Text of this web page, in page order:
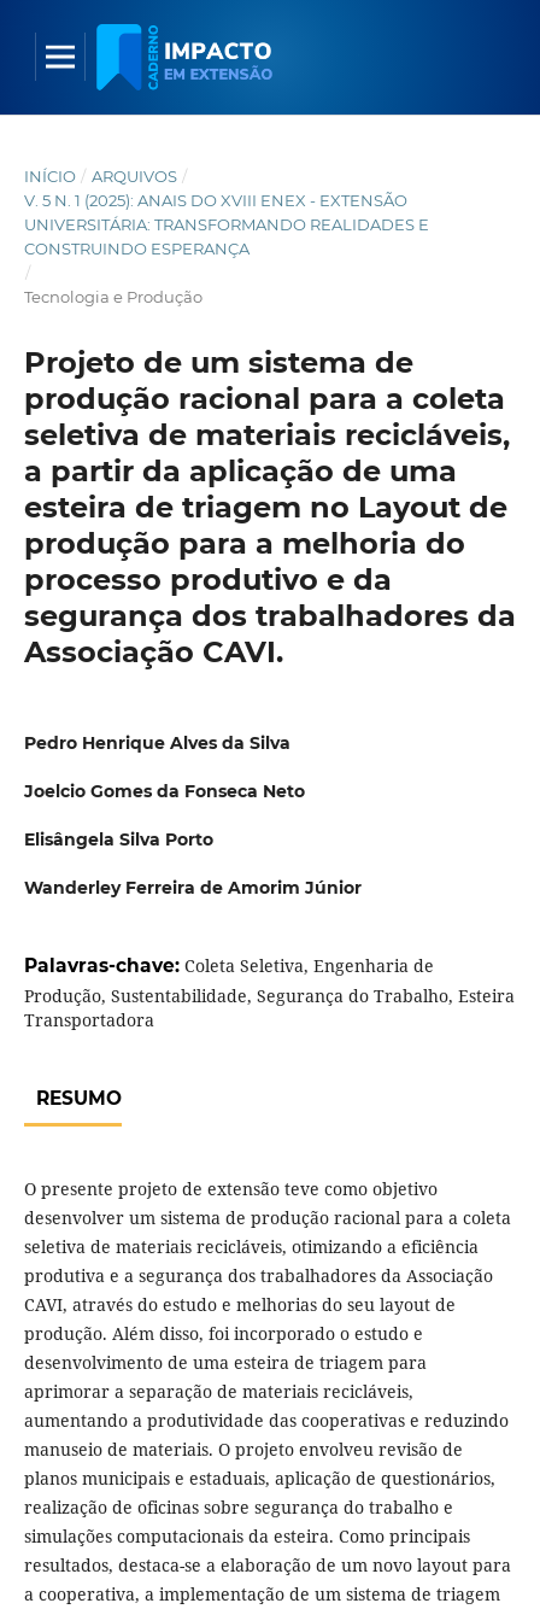
INÍCIO / ARQUIVOS /
V. 5 N. 1 (2025): ANAIS DO XVIII ENEX - EXTENSÃO
UNIVERSITÁRIA: TRANSFORMANDO REALIDADES E
CONSTRUINDO ESPERANÇA
/
Tecnologia e Produção
Projeto de um sistema de
produção racional para a coleta
seletiva de materiais recicláveis,
a partir da aplicação de uma
esteira de triagem no Layout de
produção para a melhoria do
processo produtivo e da
segurança dos trabalhadores da
Associação CAVI.
Pedro Henrique Alves da Silva
Joelcio Gomes da Fonseca Neto
Elisângela Silva Porto
Wanderley Ferreira de Amorim Júnior
Palavras-chave: Coleta Seletiva, Engenharia de
Produção, Sustentabilidade, Segurança do Trabalho, Esteira
Transportadora
RESUMO
O presente projeto de extensão teve como objetivo
desenvolver um sistema de produção racional para a coleta
seletiva de materiais recicláveis, otimizando a eficiência
produtiva e a segurança dos trabalhadores da Associação
CAVI, através do estudo e melhorias do seu layout de
produção. Além disso, foi incorporado o estudo e
desenvolvimento de uma esteira de triagem para
aprimorar a separação de materiais recicláveis,
aumentando a produtividade das cooperativas e reduzindo
manuseio de materiais. O projeto envolveu revisão de
planos municipais e estaduais, aplicação de questionários,
realização de oficinas sobre segurança do trabalho e
simulações computacionais da esteira. Como principais
resultados, destaca-se a elaboração de um novo layout para
a cooperativa, a implementação de um sistema de triagem